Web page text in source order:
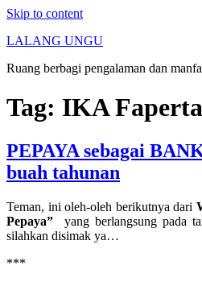
Skip to content
LALANG UNGU
Ruang berbagi pengalaman dan
Tag: IKA
PEPAYA sebagai
buah tahunan
Teman, ini oleh-oleh berikutnya dari
Pepaya”
yang berlangsung pada
silahkan disimak ya…
***